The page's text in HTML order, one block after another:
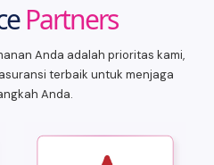
Partners
Anda adalah prioritas kami,
terbaik untuk menjaga
Anda.